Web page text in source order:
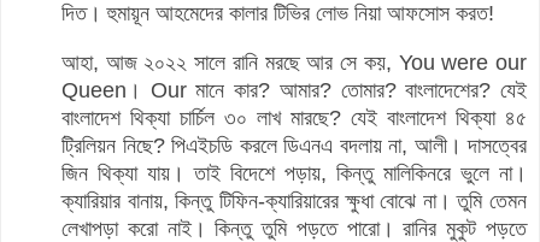
দিত। হুমায়ূন আহমেদের কালার টিভির লোভ নিয়া আফসোস করত!
আহা, আজ ২০২২ সালে রানি মরছে আর সে কয়, You were our
Queen। Our মানে কার? আমার? তোমার? বাংলাদেশের? যেই
বাংলাদেশ থিক্যা চার্চিল ৩০ লাখ মারছে? যেই বাংলাদেশ থিক্যা ৪৫
ট্রিলিয়ন নিছে? পিএইচডি করলে ডিএনএ বদলায় না, আলী। দাসত্বের
জিন থিক্যা যায়। তাই বিদেশে পড়ায়, কিন্তু মালিকিনরে ভুলে না।
ক্যারিয়ার বানায়, কিন্তু টিফিন-ক্যারিয়ারের ক্ষুধা বোঝে না। তুমি তেমন
লেখাপড়া করো নাই। কিন্তু তুমি পড়তে পারো। রানির মুকুট পড়তে